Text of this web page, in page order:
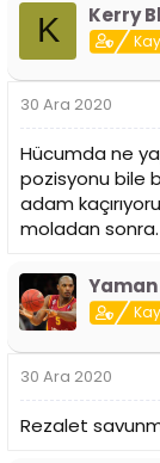
:
K Kerry
30 Ara 2020
Hücumda ne
pozisyonu bile
adam
moladan sonra.
30 Ara 2020
Rezalet